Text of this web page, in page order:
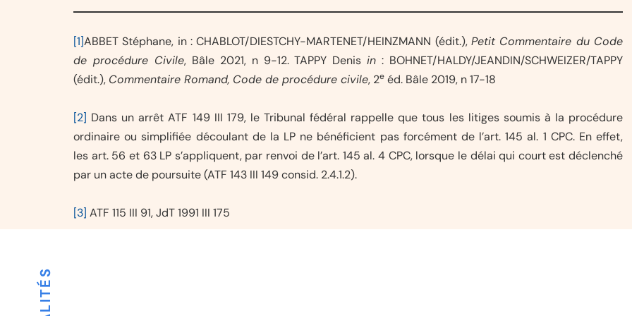
[1]ABBET Stéphane, in : CHABLOT/DIESTCHY-MARTENET/HEINZMANN (édit.),Petit Commentaire du Code
de procédure Civile, Bâle 2021, n 9-12. TAPPY Denisin : BOHNET/HALDY/JEANDIN/SCHWEIZER/TAPPY
(édit.), Commentaire Romand, Code de procédure civile, 2e éd. Bâle 2019, n 17-18
[2] Dans un arrêt ATF 149 III 179, le Tribunal fédéral rappelle que tous les litiges soumis à la procédure
ordinaire ou simplifiée découlant de la LP ne bénéficient pas forcément de l’art. 145 al. 1 CPC. En effet,
les art. 56 et 63 LP s’appliquent, par renvoi de l’art. 145 al. 4 CPC, lorsque le délai qui court est déclenché
par un acte de poursuite (ATF 143 III 149 consid. 2.4.1.2).
[3] ATF 115 III 91, JdT 1991 III 175